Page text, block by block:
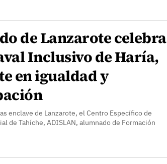
de Lanzarote celebra
Inclusivo de Haría,
en igualdad y
enclave de Lanzarote, el Centro Específico de
de Tahíche, ADISLAN, alumnado de Formación